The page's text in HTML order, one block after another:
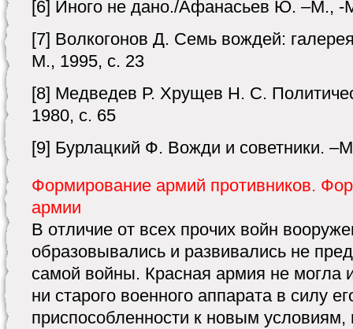
[6] Иного не дано./Афанасьев Ю. –М., -
[7] Волкогонов Д. Семь вождей:
М., 1995, с. 23
[8] Медведев Р. Хрущев Н. С.
1980, с. 65
[9] Бурлацкий Ф. Вожди и советники.
Формирование армий противников.
армии
В отличие от всех прочих войн
образовывались и развивались не
самой войны. Красная армия не могла
ни старого военного аппарата в силу
приспособленности к новым условиям,